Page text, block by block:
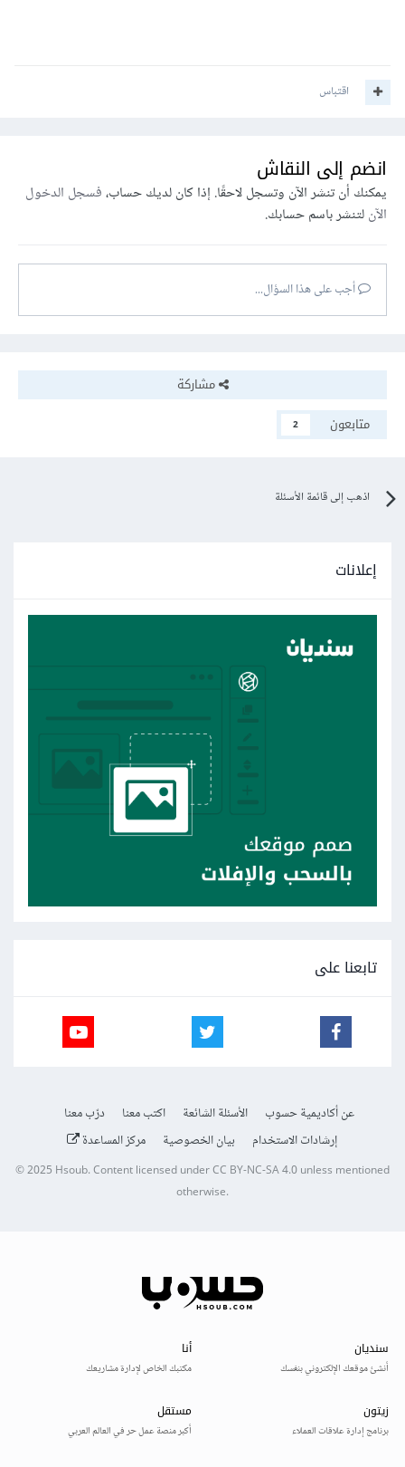
اقتباس
انضم إلى النقاش
يمكنك أن تنشر الآن وتسجل لاحقًا. إذا كان لديك حساب،فسجل الدخول
الآنلتنشر باسم حسابك.
أجب على هذا السؤال...
مشاركة
متابعون
2
اذهب إلى قائمة الأسئلة
إعلانات
تابعنا على
عن أكاديمية حسوب الأسئلة الشائعة اكتب معنا
درّب معنا
إرشادات الاستخدام
بيان الخصوصية مركز المساعدة
© 2025Hsoub.Content licensed underCC BY-NC-SA 4.0unless mentioned
otherwise.